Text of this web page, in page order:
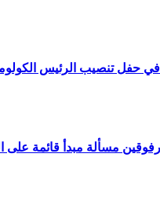
حفل تنصيب الرئيس
مسألة مبدأ قائمة على